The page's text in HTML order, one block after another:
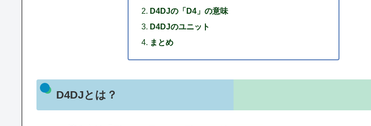
D4DJの「D4」の意味
D4DJのユニット
まとめ
D4DJとは？